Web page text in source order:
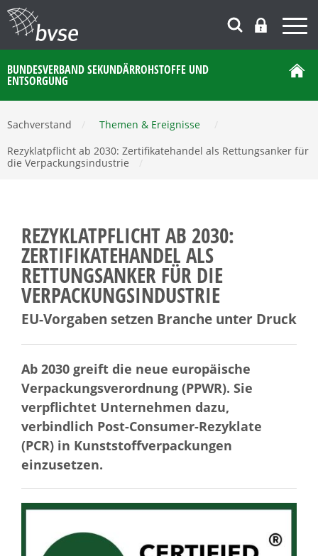
BUNDESVERBAND SEKUNDÄRROHSTOFFE UND
ENTSORGUNG
Sachverstand Themen & Ereignisse
Rezyklatpflicht ab 2030: Zertifikatehandel als Rettungsanker für
die Verpackungsindustrie
REZYKLATPFLICHT AB 2030:
ZERTIFIKATEHANDEL ALS
RETTUNGSANKER FÜR DIE
VERPACKUNGSINDUSTRIE
EU-Vorgaben setzen Branche unter Druck
Ab 2030 greift die neue europäische
Verpackungsverordnung (PPWR). Sie
verpflichtet Unternehmen dazu,
verbindlich Post-Consumer-Rezyklate
(PCR) in Kunststoffverpackungen
einzusetzen.